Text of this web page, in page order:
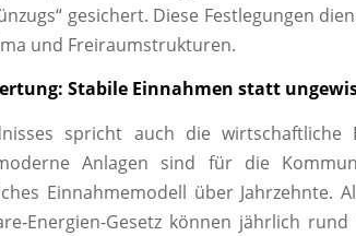
gesichert. Diese Festlegungen
und Freiraumstrukturen.
Stabile Einnahmen statt
spricht auch die wirtschaftliche
Anlagen sind für die
Einnahmemodell über Jahrzehnte.
Energien-Gesetz können jährlich